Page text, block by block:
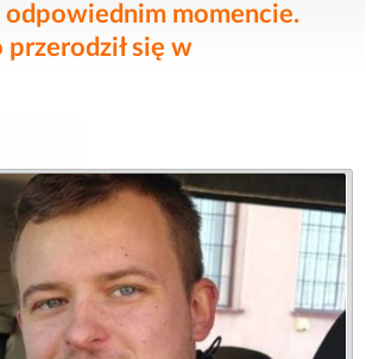
odpowiednim momencie.
przerodził się w